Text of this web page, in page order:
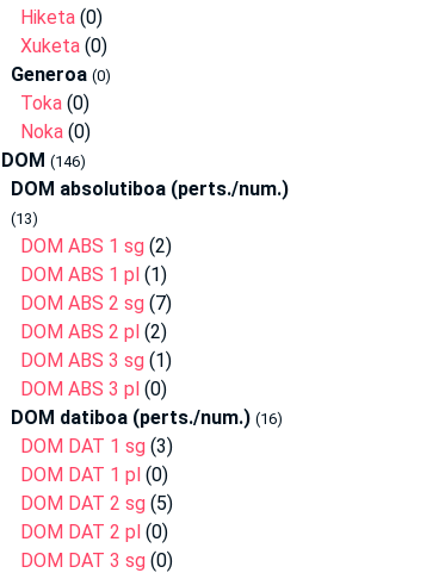
Hiketa (0)
Xuketa (0)
Generoa (0)
Toka (0)
Noka (0)
DOM (146)
DOM absolutiboa (perts./num.)
(13)
DOM ABS 1 sg (2)
DOM ABS 1 pl (1)
DOM ABS 2 sg (7)
DOM ABS 2 pl (2)
DOM ABS 3 sg (1)
DOM ABS 3 pl (0)
DOM datiboa (perts./num.) (16)
DOM DAT 1 sg (3)
DOM DAT 1 pl (0)
DOM DAT 2 sg (5)
DOM DAT 2 pl (0)
DOM DAT 3 sg (0)